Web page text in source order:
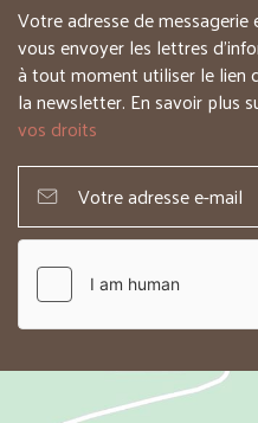
Votre adresse de
vous envoyer les lettres
à tout moment utiliser le lien
la newsletter. En savoir plus
vos droits